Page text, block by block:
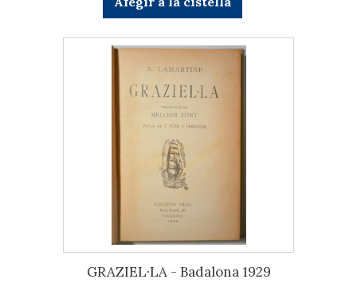
GRAZIEL·LA - Badalona 1929